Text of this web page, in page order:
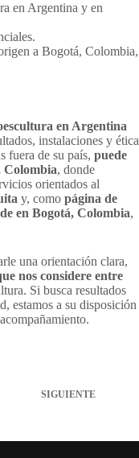
en Argentina y en
a Bogotá, Colombia,
en Argentina
instalaciones y ética
fuera de su país, puede
Colombia, donde
orientados al
y, como página de
en Bogotá, Colombia,
una orientación clara,
nos considere entre
Si busca resultados
estamos a su disposición
SIGUIENTE